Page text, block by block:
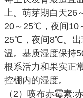
上。萌芽期白天26
20～25℃，夜间10
25℃，夜间8℃。出
温。基质湿度保持
根系活力和果实正
控棚内的湿度。
（2）喷布赤霉素: